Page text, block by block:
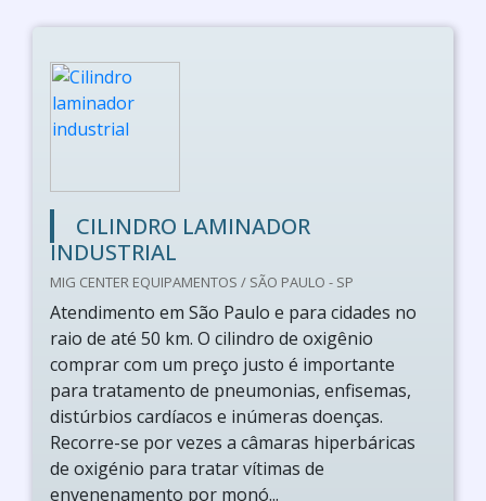
CILINDRO LAMINADOR
INDUSTRIAL
MIG CENTER EQUIPAMENTOS / SÃO PAULO - SP
Atendimento em São Paulo e para cidades no
raio de até 50 km. O cilindro de oxigênio
comprar com um preço justo é importante
para tratamento de pneumonias, enfisemas,
distúrbios cardíacos e inúmeras doenças.
Recorre-se por vezes a câmaras hiperbáricas
de oxigénio para tratar vítimas de
envenenamento por monó...